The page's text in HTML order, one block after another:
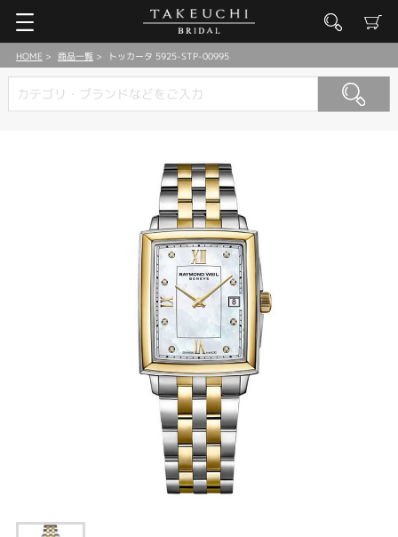
HOME 商品一覧 トッカータ 5925-STP-00995